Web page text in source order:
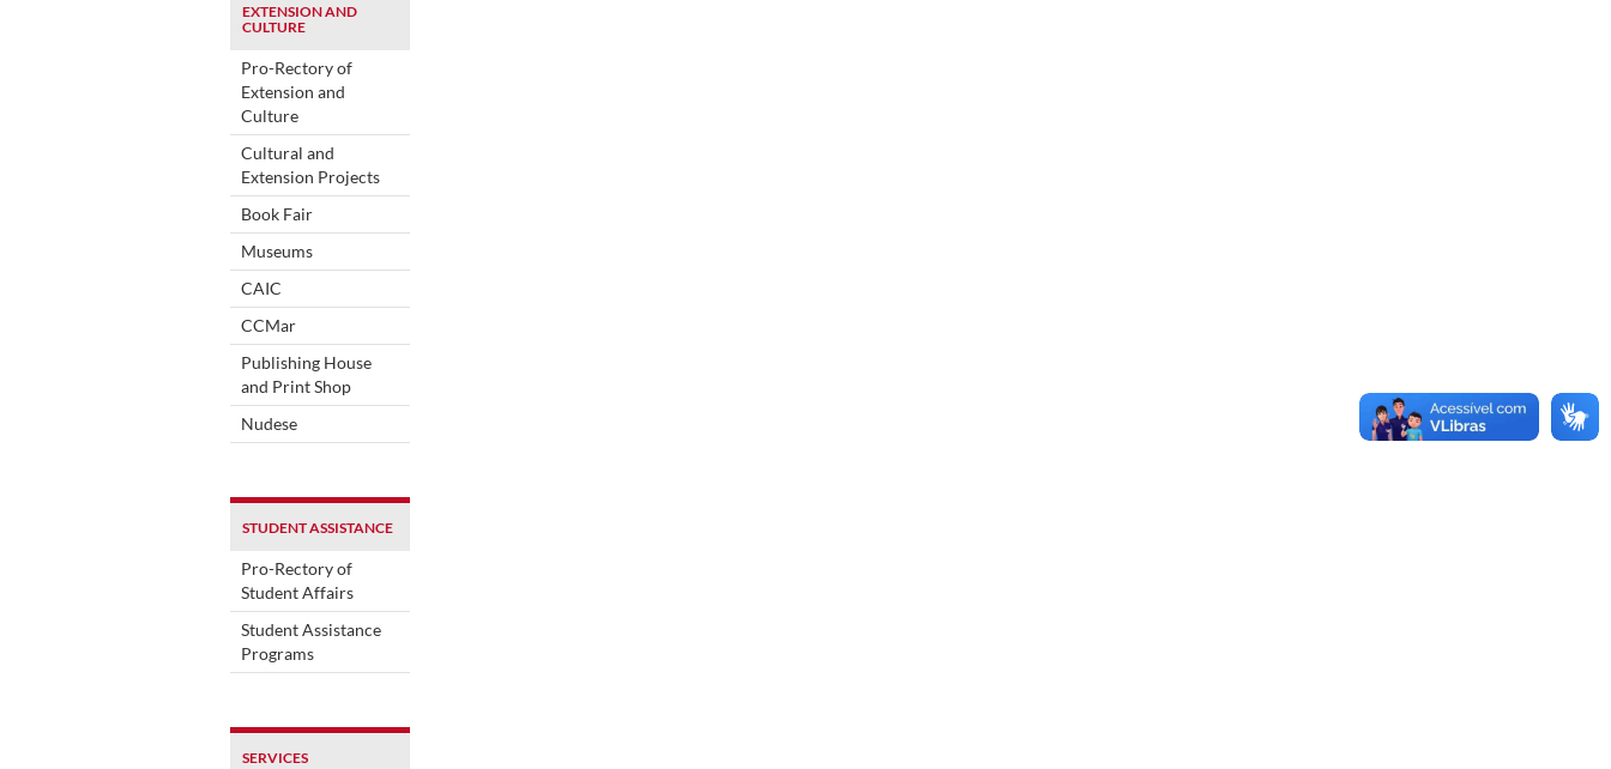
EXTENSION AND
CULTURE
Pro-Rectory of
Extension and
Culture
Cultural and
Extension Projects
Book Fair
Museums
CAIC
CCMar
Publishing House
and Print Shop
Nudese
STUDENT ASSISTANCE
Pro-Rectory of
Student Affairs
Student Assistance
Programs
SERVICES